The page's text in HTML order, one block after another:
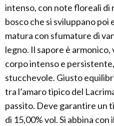
intenso, con note floreali di
bosco che si sviluppano
matura con sfumature di
legno. Il sapore è
corpo intenso e
stucchevole. Giusto
tra l’amaro tipico del
passito. Deve garantire un
di 15,00% vol. Si abbina